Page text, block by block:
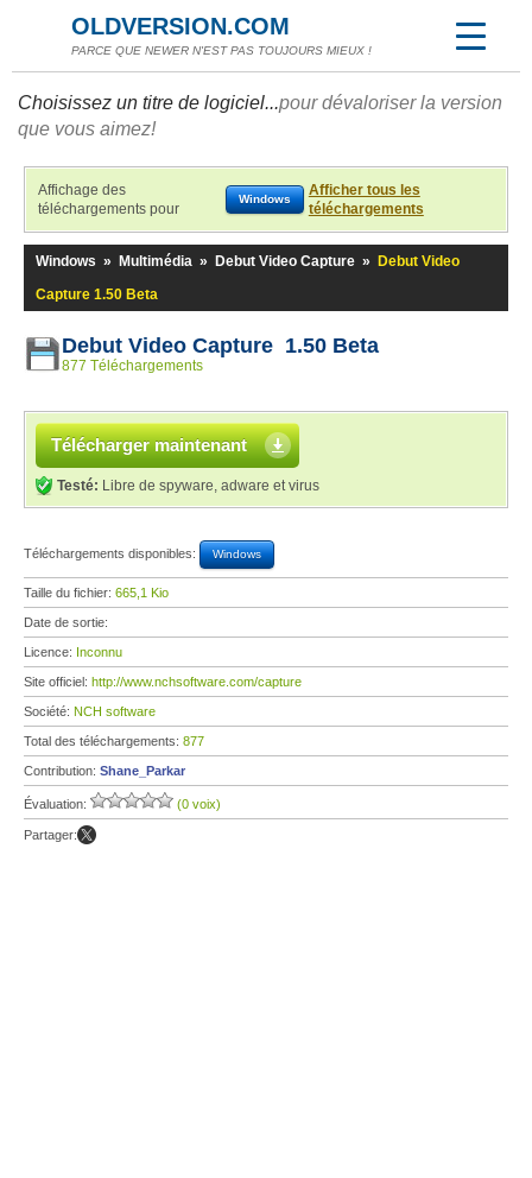
OLDVERSION.COM
PARCE QUE NEWER N'EST PAS TOUJOURS MIEUX !
Choisissez un titre de logiciel...pour dévaloriser la version
que vous aimez!
Affichage des
téléchargements pour
Windows
Afficher tous les
téléchargements
Windows » Multimédia » Debut Video Capture »
Debut Video
Capture 1.50 Beta
Debut Video Capture 1.50 Beta
877 Téléchargements
Télécharger maintenant
Testé: Libre de spyware, adware et virus
Téléchargements disponibles: Windows
Taille du fichier: 665,1 Kio
Date de sortie:
Licence: Inconnu
Site officiel: http://www.nchsoftware.com/capture
Société: NCH software
Total des téléchargements: 877
Contribution: Shane_Parkar
Évaluation: (0 voix)
Partager: